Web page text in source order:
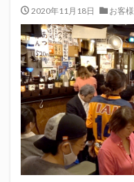
2020年11月18日 お客様
いわてグルージャ盛岡
おがわ
おんな泣
くふうハヤテベンチャ
たけしの挑戦状
どんどん
はごろ
アスルクラロ沼津
イカゲーム
イン
エスパルス登山部
カップヌードル